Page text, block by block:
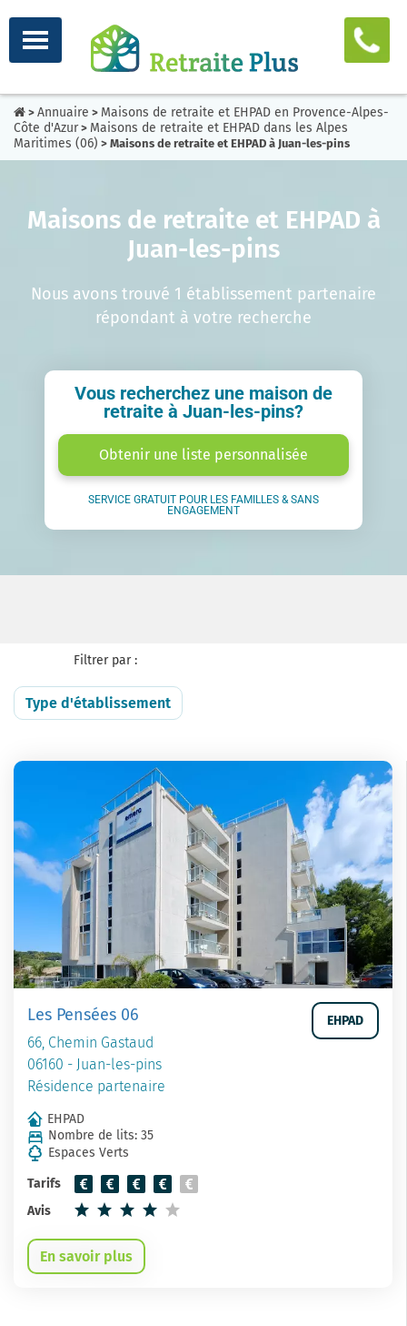
> Annuaire > Maisons de retraite et EHPAD en Provence-Alpes-
Côte d'Azur> Maisons de retraite et EHPAD dans les Alpes
Maritimes (06) > Maisons de retraite et EHPAD à Juan-les-pins
Maisons de retraite et EHPAD à
Juan-les-pins
Nous avons trouvé 1 établissement partenaire
répondant à votre recherche
Vous recherchez une maison de
retraite à Juan-les-pins?
Obtenir une liste personnalisée
SERVICE GRATUIT POUR LES FAMILLES & SANS
ENGAGEMENT
Filtrer par :
Type d'établissement
Les Pensées 06
66, Chemin Gastaud
06160 - Juan-les-pins
Résidence partenaire
EHPAD
EHPAD
Nombre de lits: 35
Espaces Verts
Tarifs
Avis
En savoir plus